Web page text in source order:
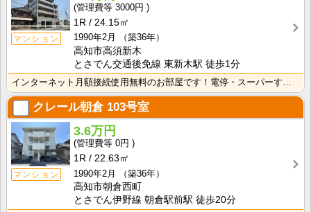
マンション
3000円
1R
24.15㎡
1990年2月
（築36年）
高知市高須新木
とさでん交通後免線 東新木駅 徒歩1分
インターネット月額接続使用無料のお部屋です！電停・スーパーすぐそこです！生活に便利な立地条件♪
クレール朝倉103号室
マンション
3.6万円
0円
1R
22.63㎡
1990年2月
（築36年）
高知市朝倉西町
とさでん伊野線 朝倉駅前駅 徒歩20分